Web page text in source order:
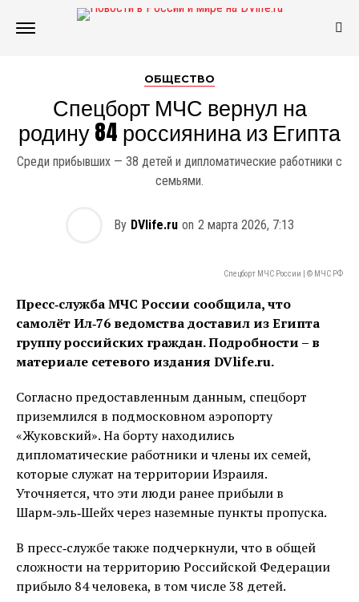
ОБЩЕСТВО
Спецборт МЧС вернул на
родину 84 россиянина из Египта
Среди прибывших — 38 детей и дипломатические работники с
семьями.
By DVlife.ru on 2 марта 2026, 7:13
Спецборт МЧС России | © МЧС РФ
Пресс‑служба МЧС России сообщила, что
самолёт Ил‑76 ведомства доставил из Египта
группу российских граждан. Подробности – в
материале сетевого издания DVlife.ru.
Согласно предоставленным данным, спецборт
приземлился в подмосковном аэропорту
«Жуковский». На борту находились
дипломатические работники и члены их семей,
которые служат на территории Израиля.
Уточняется, что эти люди ранее прибыли в
Шарм‑эль‑Шейх через наземные пункты пропуска.
В пресс‑службе также подчеркнули, что в общей
сложности на территорию Российской Федерации
прибыло 84 человека, в том числе 38 детей.